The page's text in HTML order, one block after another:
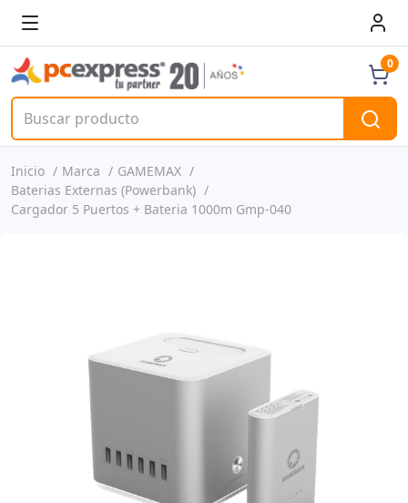
0
Inicio Marca
GAMEMAX
Baterias Externas (Powerbank)
Cargador 5 Puertos + Bateria 1000m Gmp-040